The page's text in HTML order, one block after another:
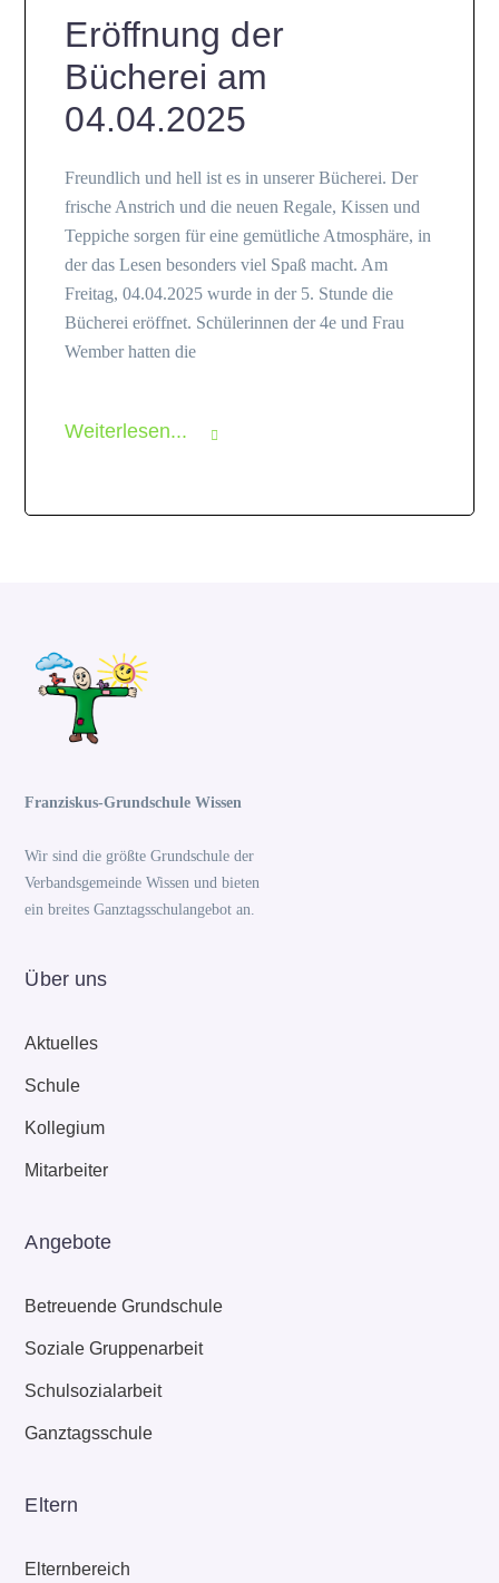
Eröffnung der
Bücherei am
04.04.2025
Freundlich und hell ist es in unserer Bücherei. Der
frische Anstrich und die neuen Regale, Kissen und
Teppiche sorgen für eine gemütliche Atmosphäre, in
der das Lesen besonders viel Spaß macht. Am
Freitag, 04.04.2025 wurde in der 5. Stunde die
Bücherei eröffnet. Schülerinnen der 4e und Frau
Wember hatten die
Weiterlesen...
Franziskus-Grundschule Wissen
Wir sind die größte Grundschule der
Verbandsgemeinde Wissen und bieten
ein breites Ganztagsschulangebot an.
Über uns
Aktuelles
Schule
Kollegium
Mitarbeiter
Angebote
Betreuende Grundschule
Soziale Gruppenarbeit
Schulsozialarbeit
Ganztagsschule
Eltern
Elternbereich